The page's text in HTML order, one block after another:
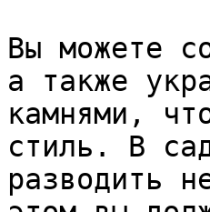
Вы можете
а также
камнями,
стиль. В
разводить